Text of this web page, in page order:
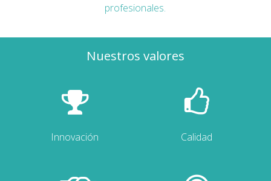
profesionales.
Nuestros valores
Innovación Calidad